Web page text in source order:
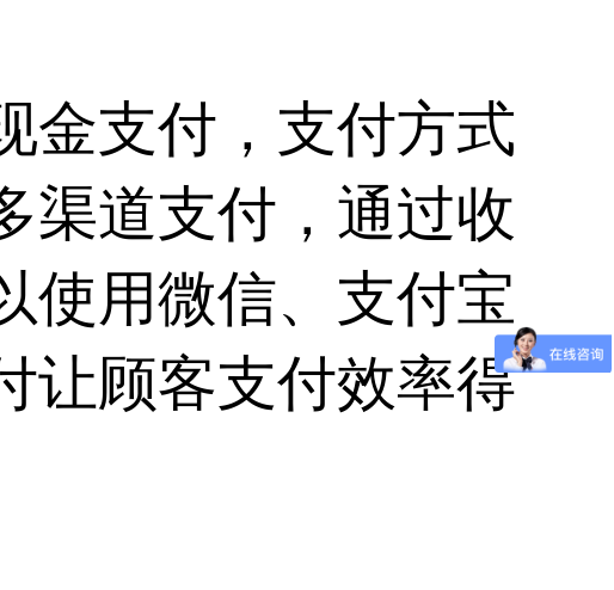
金支付，支付方式
渠道支付，通过收
使用微信、支付宝
让顾客支付效率得